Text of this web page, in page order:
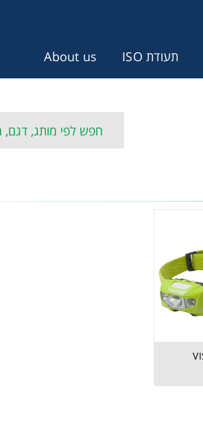
תעודת ISO
About us